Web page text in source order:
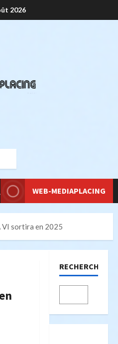
2026
WEB-MEDIAPLACING
VI sortira en 2025
RECHERCHER